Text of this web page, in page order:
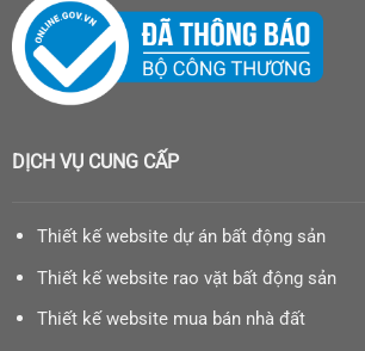
DỊCH VỤ CUNG CẤP
Thiết kế website dự án bất động sản
Thiết kế website rao vặt bất động sản
Thiết kế website mua bán nhà đất